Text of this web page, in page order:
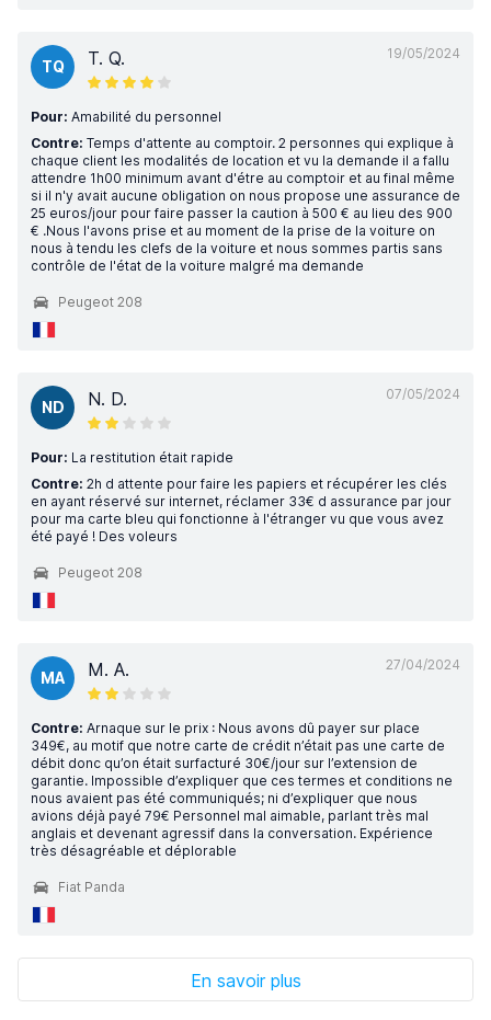
19/05/2024
TQ T. Q.
Pour: Amabilité du personnel
Contre: Temps d'attente au comptoir. 2 personnes qui explique à
chaque client les modalités de location et vu la demande il a fallu
attendre 1h00 minimum avant d'étre au comptoir et au final même
si il n'y avait aucune obligation on nous propose une assurance de
25 euros/jour pour faire passer la caution à 500 € au lieu des 900
€ .Nous l'avons prise et au moment de la prise de la voiture on
nous à tendu les clefs de la voiture et nous sommes partis sans
contrôle de l'état de la voiture malgré ma demande
Peugeot 208
07/05/2024
ND N. D.
Pour: La restitution était rapide
Contre: 2h d attente pour faire les papiers et récupérer les clés
en ayant réservé sur internet, réclamer 33€ d assurance par jour
pour ma carte bleu qui fonctionne à l'étranger vu que vous avez
été payé ! Des voleurs
Peugeot 208
27/04/2024
MA M. A.
Contre: Arnaque sur le prix : Nous avons dû payer sur place
349€, au motif que notre carte de crédit n’était pas une carte de
débit donc qu’on était surfacturé 30€/jour sur l’extension de
garantie. Impossible d’expliquer que ces termes et conditions ne
nous avaient pas été communiqués; ni d’expliquer que nous
avions déjà payé 79€ Personnel mal aimable, parlant très mal
anglais et devenant agressif dans la conversation. Expérience
très désagréable et déplorable
Fiat Panda
En savoir plus